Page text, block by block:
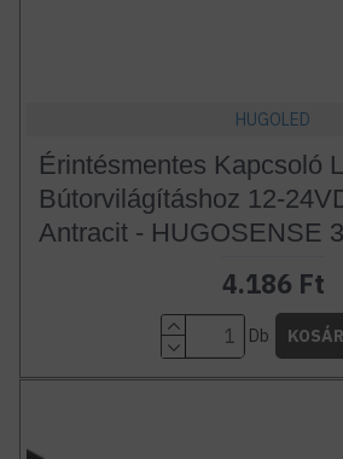
HUGOLED
Érintésmentes Kapcsoló
Bútorvilágításhoz 12-
Antracit - HUGOSENSE
4.186 Ft
Db